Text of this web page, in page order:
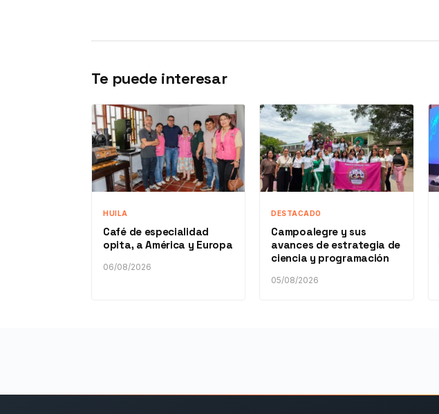
Te puede interesar
HUILA
Café de especialidad
opita, a América y Europa
06/08/2026
DESTACADO
Campoalegre y sus
avances de estrategia de
ciencia y programación
05/08/2026